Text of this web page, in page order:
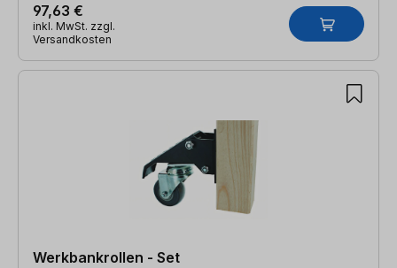
97,63 €
inkl. MwSt. zzgl.
Versandkosten
Werkbankrollen - Set